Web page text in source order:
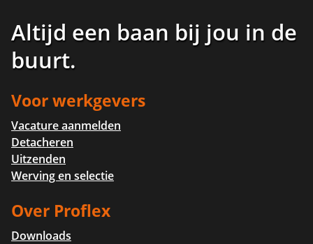
Altijd een baan bij jou in de
buurt.
Voor werkgevers
Vacature aanmelden
Detacheren
Uitzenden
Werving en selectie
Over Proflex
Downloads